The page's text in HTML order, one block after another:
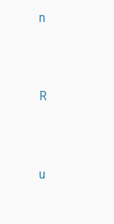
n
R
u